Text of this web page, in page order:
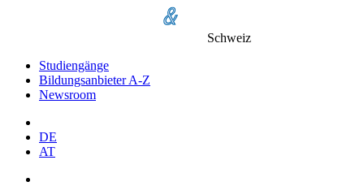
Schweiz
Studiengänge
Bildungsanbieter A-Z
Newsroom
DE
AT